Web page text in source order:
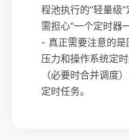
程池执行的“轻量级
需担心“一个定时器
- 真正需要注意的
压力和操作系统定
（必要时合并调度
定时任务。